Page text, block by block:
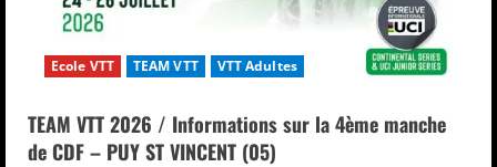
Ecole VTT TEAM VTT VTT Adultes
TEAM VTT 2026 / Informations sur la 4ème manche
de CDF – PUY ST VINCENT (05)